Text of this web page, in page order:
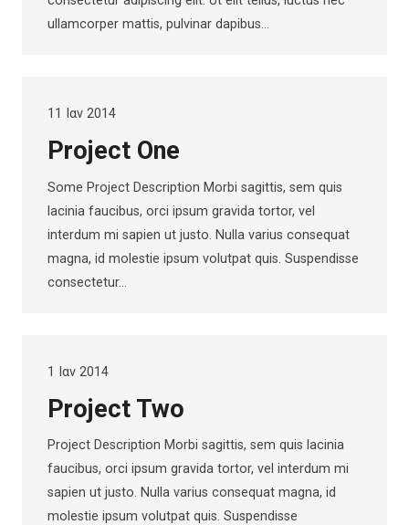
ullamcorper mattis, pulvinar dapibus…
11 Ιαν 2014
Project One
Some Project Description Morbi sagittis, sem quis
lacinia faucibus, orci ipsum gravida tortor, vel
interdum mi sapien ut justo. Nulla varius consequat
magna, id molestie ipsum volutpat quis. Suspendisse
consectetur…
1 Ιαν 2014
Project Two
Project Description Morbi sagittis, sem quis lacinia
faucibus, orci ipsum gravida tortor, vel interdum mi
sapien ut justo. Nulla varius consequat magna, id
molestie ipsum volutpat quis. Suspendisse